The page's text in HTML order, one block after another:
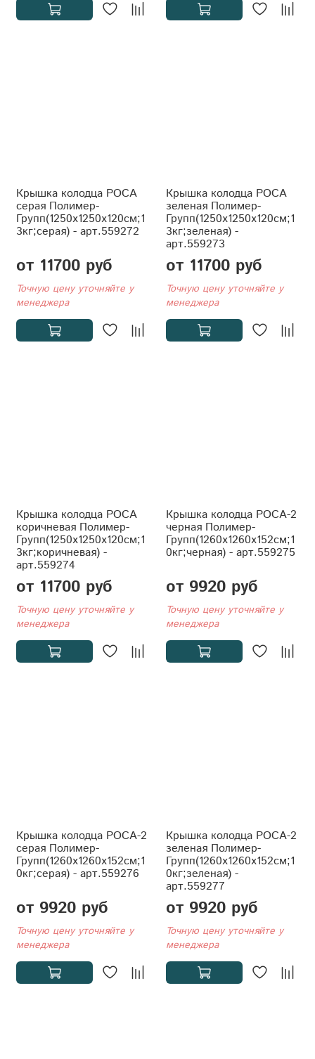
Крышка колодца РОСА
серая Полимер-
Групп(1250x1250x120см;1
3кг;серая) - арт.559272
от 11700 руб
Точную цену уточняйте у
менеджера
Крышка колодца РОСА
зеленая Полимер-
Групп(1250x1250x120см;1
3кг;зеленая) -
арт.559273
от 11700 руб
Точную цену уточняйте у
менеджера
Крышка колодца РОСА
коричневая Полимер-
Групп(1250x1250x120см;1
3кг;коричневая) -
арт.559274
от 11700 руб
Точную цену уточняйте у
менеджера
Крышка колодца РОСА-2
черная Полимер-
Групп(1260x1260x152см;1
0кг;черная) - арт.559275
от 9920 руб
Точную цену уточняйте у
менеджера
Крышка колодца РОСА-2
серая Полимер-
Групп(1260x1260x152см;1
0кг;серая) - арт.559276
от 9920 руб
Точную цену уточняйте у
менеджера
Крышка колодца РОСА-2
зеленая Полимер-
Групп(1260x1260x152см;1
0кг;зеленая) -
арт.559277
от 9920 руб
Точную цену уточняйте у
менеджера